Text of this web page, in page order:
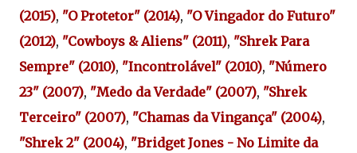
(2015), "O Protetor" (2014), "O Vingador do Futuro"
(2012), "Cowboys & Aliens" (2011), "Shrek Para
Sempre" (2010), "Incontrolável" (2010), "Número
23" (2007), "Medo da Verdade" (2007), "Shrek
Terceiro" (2007), "Chamas da Vingança" (2004),
"Shrek 2" (2004), "Bridget Jones - No Limite da